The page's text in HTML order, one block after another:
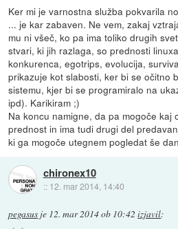
Ker mi je varnostna služba pokvarila
... je kar zabaven. Ne vem, zakaj
mu ni všeč, ko pa ima toliko drugih
stvari, ki jih razlaga, so prednosti
konkurenca, egotrips, evolucija,
prikazuje kot slabosti, ker bi se očitno
sistemu, kjer bi se programiralo na
ipd). Karikiram ;)
Na koncu namigne, da pa mogoče kaj
prednost in ima tudi drugi del
ki ga mogoče utegnem pogledat še
chironex10
:: 12. mar 2014, 14:40
pegasus je 12. mar 2014 ob 10:42 izjavil: